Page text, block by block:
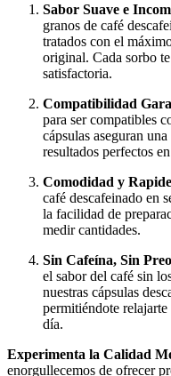
Sabor Suave e
granos de café
tratados con el
original. Cada sorbo
satisfactoria.
Compatibilidad
para ser compatibles
cápsulas aseguran
resultados perfectos
Comodidad y
café descafeinado en
la facilidad de
medir cantidades.
Sin Cafeína, Sin
el sabor del café sin
nuestras cápsulas
permitiéndote
día.
Experimenta la Calidad
enorgullecemos de ofrecer